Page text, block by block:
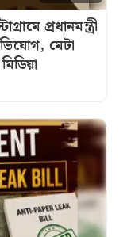
প্রধানমন্ত্রী
মেটা